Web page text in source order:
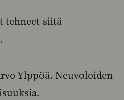
tehneet siitä
Ylppöä. Neuvoloiden